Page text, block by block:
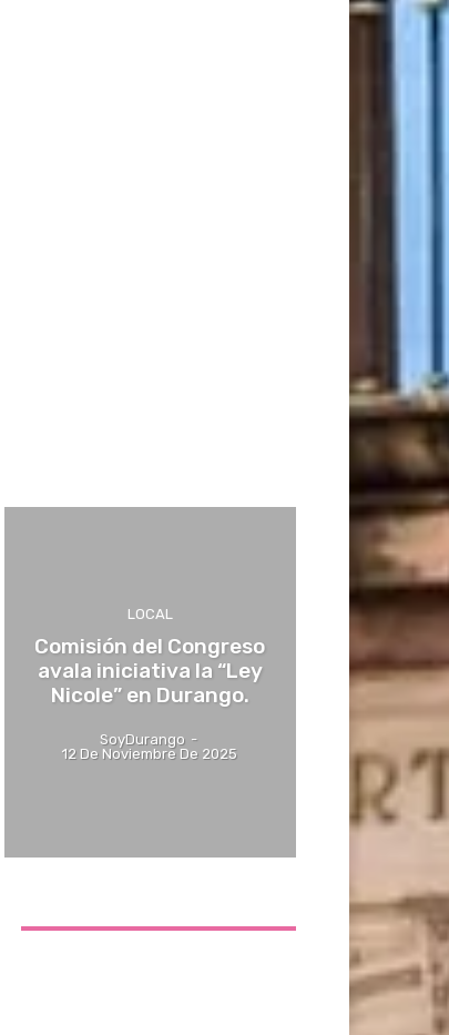
LOCAL
Comisión del Congreso
avala iniciativa la “Ley
Nicole” en Durango.
SoyDurango -
12 De Noviembre De 2025